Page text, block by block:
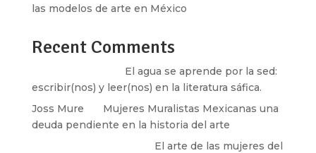
las modelos de arte en México
Recent Comments
El agua se aprende por la sed:
escribir(nos) y leer(nos) en la literatura sáfica.
Joss Mure
Mujeres Muralistas Mexicanas una
deuda pendiente en la historia del arte
El arte de las mujeres del